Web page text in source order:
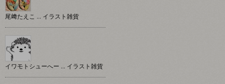
尾﨑たえこ … イラスト雑貨
イワモトシューへー … イラスト雑貨